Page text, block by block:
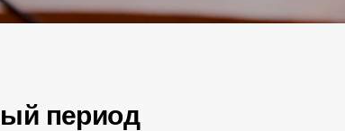
период